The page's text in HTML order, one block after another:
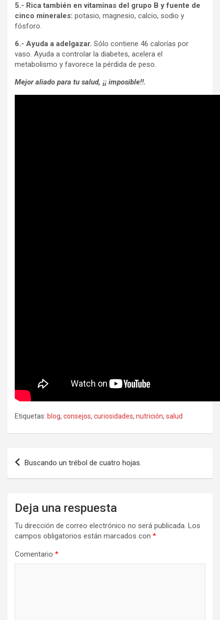
5.- Rica también en vitaminas del grupo B y fuente de
cinco minerales: potasio, magnesio, calcio, sodio y
fósforo.
6.- Ayuda a adelgazar. Sólo contiene 46 calorías por
vaso. Ayuda a controlar la diabetes, acelera el
metabolismo y favorece la pérdida de peso.
Mejor aliado para tu salud, ¡¡ imposible!!.
Etiquetas: blog, consejos, curiosidades, nutrición, salud
Navegación
de
Buscando un trébol de cuatro hojas.
Deja una respuesta
Tu dirección de correo electrónico no será publicada. Los
campos obligatorios están marcados con *
Comentario *